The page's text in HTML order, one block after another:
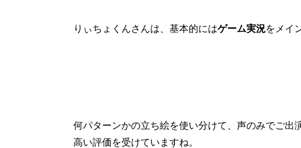
りぃちょくんさんは、基本的にはゲーム実況をメイ
何パターンかの立ち絵を使い分けて、声のみでご
高い評価を受けていますね。